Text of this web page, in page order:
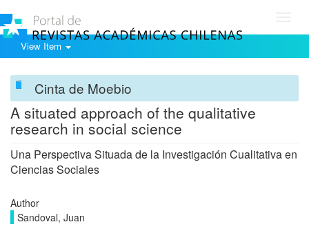
View Item
Cinta de Moebio
A situated approach of the qualitative
research in social science
Una Perspectiva Situada de la Investigación Cualitativa en
Ciencias Sociales
Author
Sandoval, Juan